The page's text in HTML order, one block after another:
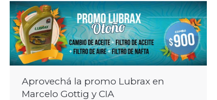
Aprovechá la promo Lubrax en
Marcelo Gottig y CIA